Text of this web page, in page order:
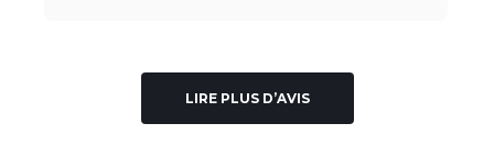
LIRE PLUS D’AVIS